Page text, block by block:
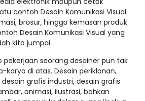
contoh Desain Komunikasi Visual.
brosur, hingga kemasan produk
Desain Komunikasi Visual yang
kita jumpai.
pekerjaan seorang desainer pun tak
karya di atas. Desain periklanan,
grafis industri, desain grafis
animasi, ilustrasi, bahkan